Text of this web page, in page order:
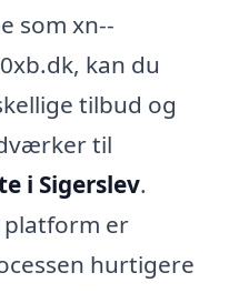
som xn--
kan du
tilbud og
til
i Sigerslev.
platform er
hurtigere